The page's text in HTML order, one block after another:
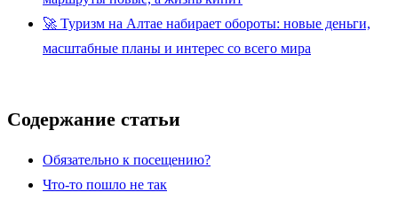
🚀 Туризм на Алтае набирает обороты: новые деньги,
масштабные планы и интерес со всего мира
Содержание статьи
Обязательно к посещению?
Что-то пошло не так